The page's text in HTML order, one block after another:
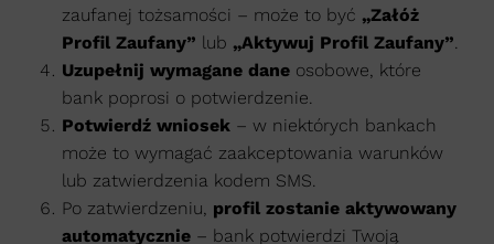
zaufanej tożsamości – może to być „Załóż
Profil Zaufany” lub „Aktywuj Profil Zaufany”.
Uzupełnij wymagane dane osobowe, które
bank poprosi o potwierdzenie.
Potwierdź wniosek – w niektórych bankach
może to wymagać zaakceptowania warunków
lub zatwierdzenia kodem SMS.
Po zatwierdzeniu, profil zostanie aktywowany
automatycznie – bank potwierdzi Twoją